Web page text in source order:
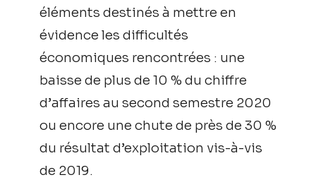
éléments destinés à mettre en
évidence les difficultés
économiques rencontrées : une
baisse de plus de 10 % du chiffre
d’affaires au second semestre 2020
ou encore une chute de près de 30 %
du résultat d’exploitation vis-à-vis
de 2019.